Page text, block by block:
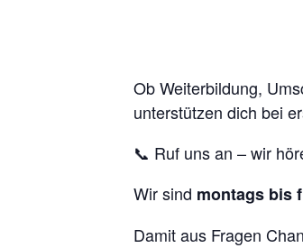
Ob Weiterbildung,
unterstützen dich bei
📞 Ruf uns an – wir
Wir sind montags bis
Damit aus Fragen